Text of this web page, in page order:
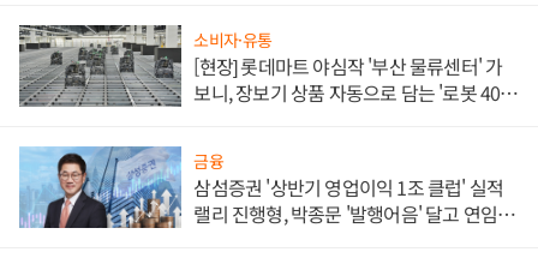
소비자·유통
[현장] 롯데마트 야심작 '부산 물류센터' 가
보니, 장보기 상품 자동으로 담는 '로봇 400
금융
삼섬증권 '상반기 영업이익 1조 클럽' 실적
랠리 진행형, 박종문 '발행어음' 달고 연임 향